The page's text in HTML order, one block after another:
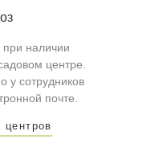
наличии
центре.
у сотрудников
почте.